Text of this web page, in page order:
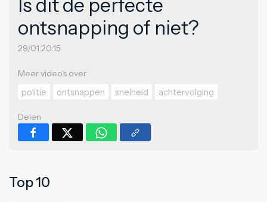
Is dit de perfecte
ontsnapping of niet?
29/01 20:15
Meer video's over
politie
ontsnappen snelheid achtervolging
Delen
Top 10